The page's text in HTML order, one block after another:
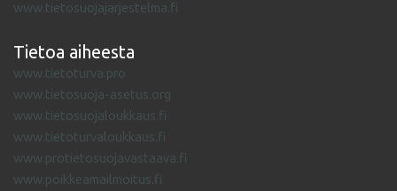
www.tietosuojajarjestelma.fi
Tietoa aiheesta
www.tietoturva.pro
www.tietosuoja-asetus.org
www.tietosuojaloukkaus.fi
www.tietoturvaloukkaus.fi
www.protietosuojavastaava.fi
www.poikkeamailmoitus.fi